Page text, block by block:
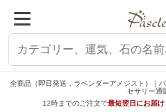
全商品（即日発送，ラベンダーアメジスト）｜
セサリー通
12時までのご注文で最短翌日にお届け